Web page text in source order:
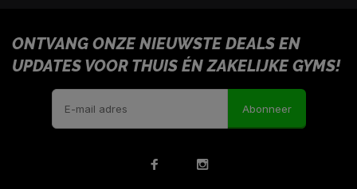
ONTVANG ONZE NIEUWSTE DEALS EN
UPDATES VOOR THUIS ÉN ZAKELIJKE GYMS!
Abonneer